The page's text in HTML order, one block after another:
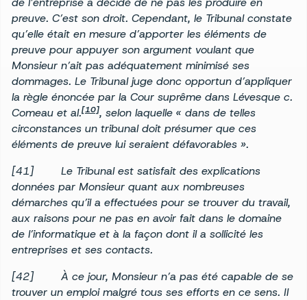
preuve. C’est son droit. Cependant, le Tribunal constate
qu’elle était en mesure d’apporter les éléments de
preuve pour appuyer son argument voulant que
Monsieur n’ait pas adéquatement minimisé ses
dommages. Le Tribunal juge donc opportun d’appliquer
la règle énoncée par la Cour suprême dans Lévesque c.
Comeau et al.[10], selon laquelle « dans de telles
circonstances un tribunal doit présumer que ces
éléments de preuve lui seraient défavorables ».
[41] Le Tribunal est satisfait des explications
données par Monsieur quant aux nombreuses
démarches qu’il a effectuées pour se trouver du travail,
aux raisons pour ne pas en avoir fait dans le domaine
de l’informatique et à la façon dont il a sollicité les
entreprises et ses contacts.
[42] À ce jour, Monsieur n’a pas été capable de se
trouver un emploi malgré tous ses efforts en ce sens. Il